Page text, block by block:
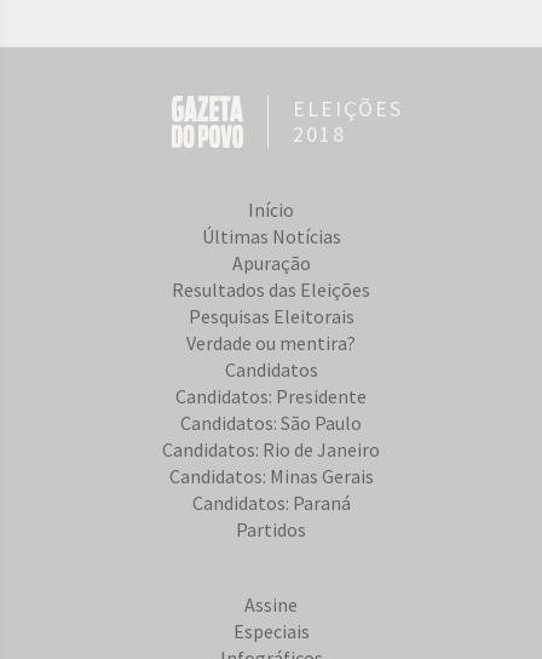
ELEIÇÕES
2018
Início
Últimas Notícias
Apuração
Resultados das Eleições
Pesquisas Eleitorais
Verdade ou mentira?
Candidatos
Candidatos: Presidente
Candidatos: São Paulo
Candidatos: Rio de Janeiro
Candidatos: Minas Gerais
Candidatos: Paraná
Partidos
Assine
Especiais